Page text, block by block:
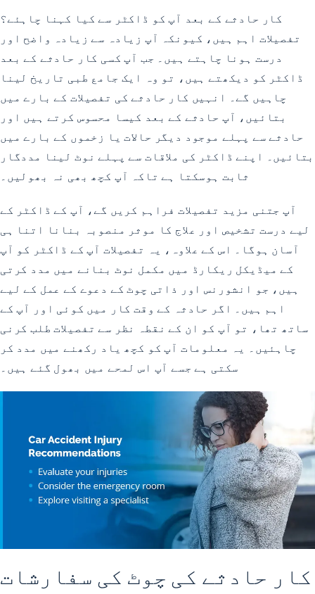
کار حادثے کے بعد آپ کو ڈاکٹر سے کیا کہنا چاہئے؟
تفصیلات اہم ہیں، کیونکہ آپ زیادہ سے زیادہ واضح اور
درست ہونا چاہتے ہیں۔ جب آپ کسی کار حادثے کے بعد
ڈاکٹر کو دیکھتے ہیں، تو وہ ایک جامع طبی تاریخ لینا
چاہیں گے۔ انہیں کار حادثے کی تفصیلات کے بارے میں
بتائیں، آپ حادثے کے بعد کیسا محسوس کرتے ہیں اور
حادثے سے پہلے موجود دیگر حالات یا زخموں کے بارے میں
بتائیں۔ اپنے ڈاکٹر کی ملاقات سے پہلے نوٹ لینا مددگار
ثابت ہوسکتا ہے تاکہ آپ کچھ بھی نہ بھولیں۔
آپ جتنی مزید تفصیلات فراہم کریں گے، آپ کے ڈاکٹر کے
لیے درست تشخیص اور علاج کا موثر منصوبہ بنانا اتنا ہی
آسان ہوگا۔ اس کے علاوہ، یہ تفصیلات آپ کے ڈاکٹر کو آپ
کے میڈیکل ریکارڈ میں مکمل نوٹ بنانے میں مدد کرتی
ہیں، جو انشورنس اور ذاتی چوٹ کے دعوے کے عمل کے لیے
اہم ہیں۔ اگر حادثہ کے وقت کار میں کوئی اور آپ کے
ساتھ تھا، تو آپ کو ان کے نقطہ نظر سے تفصیلات طلب کرنی
چاہئیں۔ یہ معلومات آپ کو کچھ یاد رکھنے میں مدد کر
سکتی ہے جسے آپ اس لمحے میں بھول گئے ہیں۔
کار حادثے کی چوٹ کی سفارشات